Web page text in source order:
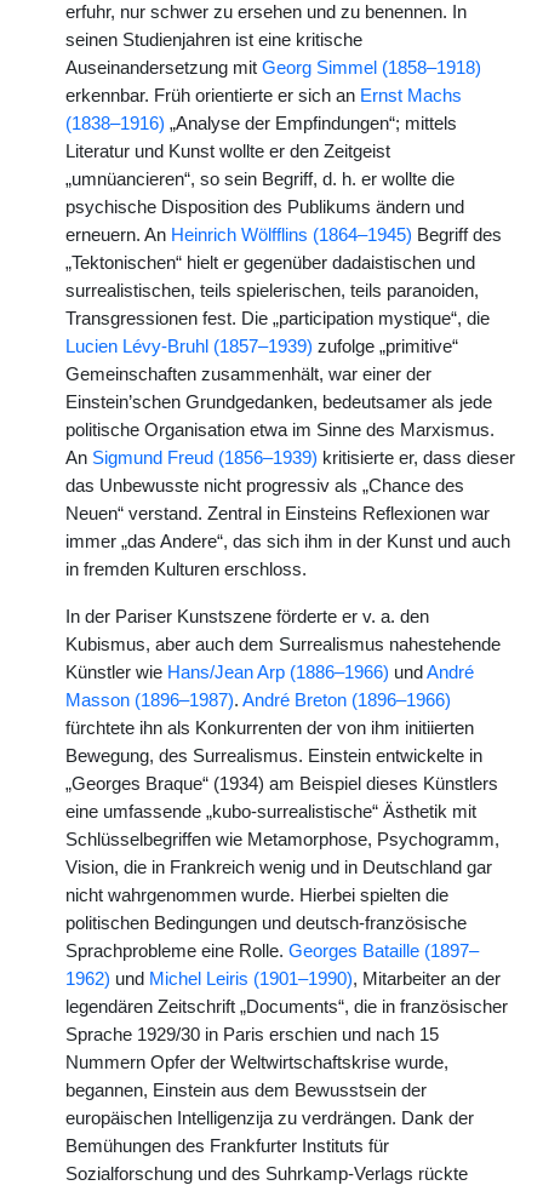
erfuhr, nur schwer zu ersehen und zu benennen. In
seinen Studienjahren ist eine kritische
Auseinandersetzung mit Georg Simmel (1858–1918)
erkennbar. Früh orientierte er sich an Ernst Machs
(1838–1916) „Analyse der Empfindungen“; mittels
Literatur und Kunst wollte er den Zeitgeist
„umnüancieren“, so sein Begriff, d. h. er wollte die
psychische Disposition des Publikums ändern und
erneuern. An Heinrich Wölfflins (1864–1945) Begriff des
„Tektonischen“ hielt er gegenüber dadaistischen und
surrealistischen, teils spielerischen, teils paranoiden,
Transgressionen fest. Die „participation mystique“, die
Lucien Lévy-Bruhl (1857–1939) zufolge „primitive“
Gemeinschaften zusammenhält, war einer der
Einstein’schen Grundgedanken, bedeutsamer als jede
politische Organisation etwa im Sinne des Marxismus.
An Sigmund Freud (1856–1939) kritisierte er, dass dieser
das Unbewusste nicht progressiv als „Chance des
Neuen“ verstand. Zentral in Einsteins Reflexionen war
immer „das Andere“, das sich ihm in der Kunst und auch
in fremden Kulturen erschloss.
In der Pariser Kunstszene förderte er v. a. den
Kubismus, aber auch dem Surrealismus nahestehende
Künstler wie Hans/Jean Arp (1886–1966) und André
Masson (1896–1987). André Breton (1896–1966)
fürchtete ihn als Konkurrenten der von ihm initiierten
Bewegung, des Surrealismus. Einstein entwickelte in
„Georges Braque“ (1934) am Beispiel dieses Künstlers
eine umfassende „kubo-surrealistische“ Ästhetik mit
Schlüsselbegriffen wie Metamorphose, Psychogramm,
Vision, die in Frankreich wenig und in Deutschland gar
nicht wahrgenommen wurde. Hierbei spielten die
politischen Bedingungen und deutsch-französische
Sprachprobleme eine Rolle. Georges Bataille (1897–
1962) und Michel Leiris (1901–1990), Mitarbeiter an der
legendären Zeitschrift „Documents“, die in französischer
Sprache 1929/30 in Paris erschien und nach 15
Nummern Opfer der Weltwirtschaftskrise wurde,
begannen, Einstein aus dem Bewusstsein der
europäischen Intelligenzija zu verdrängen. Dank der
Bemühungen des Frankfurter Instituts für
Sozialforschung und des Suhrkamp-Verlags rückte